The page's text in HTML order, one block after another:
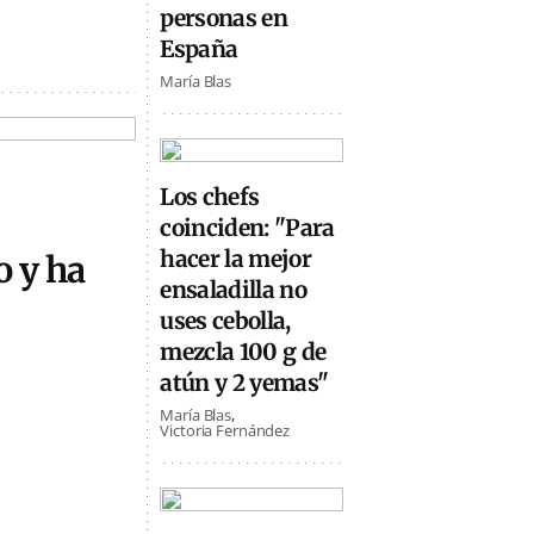
y ha
personas en
España
María Blas
Los chefs
coinciden: "Para
hacer la mejor
ensaladilla no
uses cebolla,
mezcla 100 g de
atún y 2 yemas"
María Blas
Victoria Fernández